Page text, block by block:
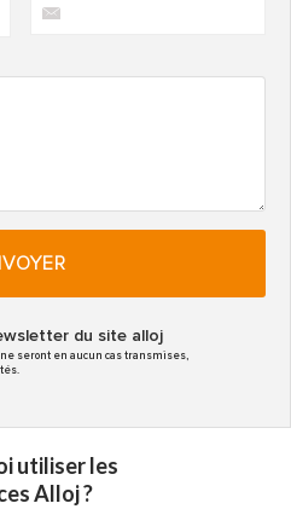
du site alloj
seront en aucun cas transmises,
utiliser les
Alloj ?